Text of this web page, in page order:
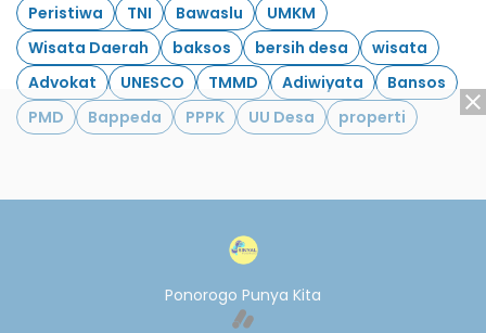
Peristiwa TNI Bawaslu
UMKM
Wisata Daerah
baksos bersih desa
wisata
Advokat
UNESCO TMMD Adiwiyata
Bansos
PMD
Bappeda PPPK UU Desa properti
Ponorogo Punya Kita